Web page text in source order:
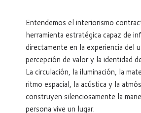
Entendemos el interiorismo
herramienta estratégica capaz de
directamente en la experiencia del
percepción de valor y la identidad
La circulación, la iluminación, la
ritmo espacial, la acústica y la
construyen silenciosamente la
persona vive un lugar.